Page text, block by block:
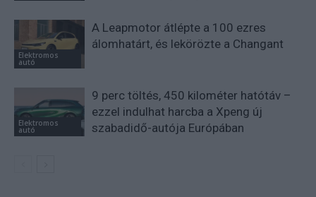
Elektromos
autó
A Leapmotor átlépte a 100 ezres
álomhatárt, és lekörözte a Changant
Elektromos
autó
9 perc töltés, 450 kilométer hatótáv –
ezzel indulhat harcba a Xpeng új
szabadidő-autója Európában